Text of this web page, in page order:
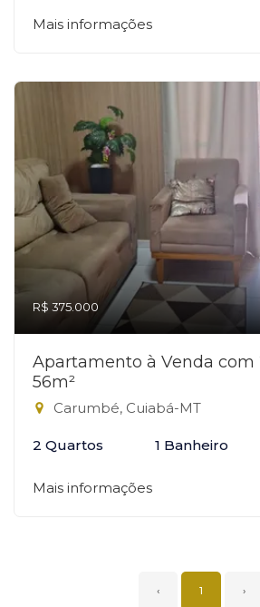
Mais informações
R$ 375.000
Apartamento à Venda com
56m²
Carumbé, Cuiabá-MT
2 Quartos 1 Banheiro
Mais informações
‹ 1 ›